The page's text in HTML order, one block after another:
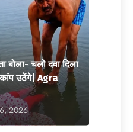
बोला- चलो दवा दिला
उठेंगे| Agra
2026